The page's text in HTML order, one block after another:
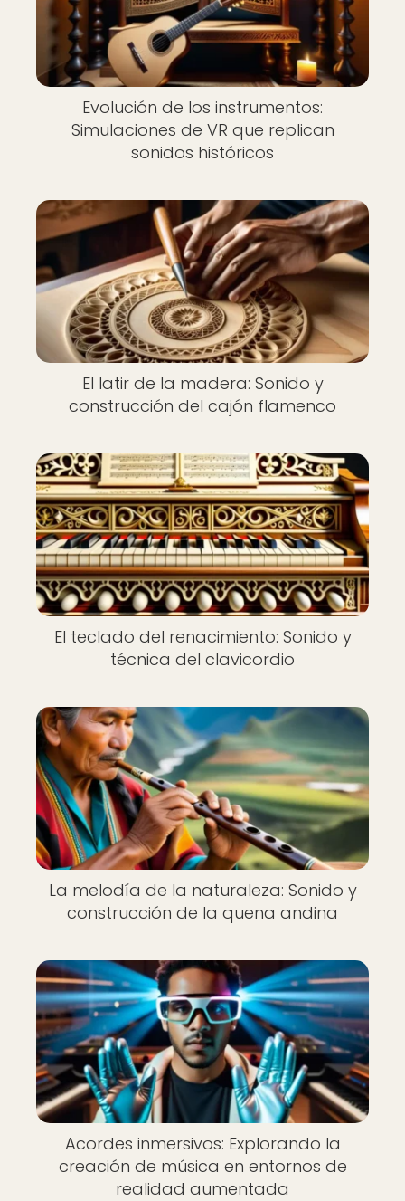
Evolución de los instrumentos:
Simulaciones de VR que replican
sonidos históricos
El latir de la madera: Sonido y
construcción del cajón flamenco
El teclado del renacimiento: Sonido y
técnica del clavicordio
La melodía de la naturaleza: Sonido y
construcción de la quena andina
Acordes inmersivos: Explorando la
creación de música en entornos de
realidad aumentada